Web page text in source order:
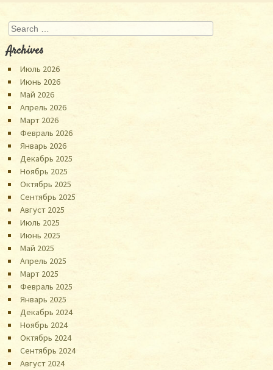
Search
Archives
Июль 2026
Июнь 2026
Май 2026
Апрель 2026
Март 2026
Февраль 2026
Январь 2026
Декабрь 2025
Ноябрь 2025
Октябрь 2025
Сентябрь 2025
Август 2025
Июль 2025
Июнь 2025
Май 2025
Апрель 2025
Март 2025
Февраль 2025
Январь 2025
Декабрь 2024
Ноябрь 2024
Октябрь 2024
Сентябрь 2024
Август 2024